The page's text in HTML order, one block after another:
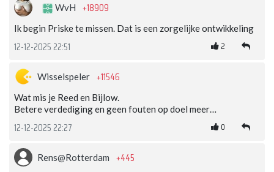
WvH +18909
Ik begin Priske te missen. Dat is een zorgelijke ontwikkeling
12-12-2025 22:51 2
Wisselspeler +11546
Wat mis je Reed en Bijlow.
Betere verdediging en geen fouten op doel meer…
12-12-2025 22:27 0
Rens@Rotterdam +445